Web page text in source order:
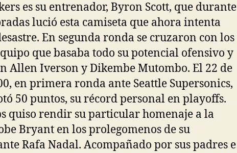
es su entrenador, Byron Scott, que durante
lució esta camiseta que ahora intenta
En segunda ronda se cruzaron con los
que basaba todo su potencial ofensivo y
Allen Iverson y Dikembe Mutombo. El 22 de
en primera ronda ante Seattle Supersonics,
50 puntos, su récord personal en playoffs.
quiso rendir su particular homenaje a la
Bryant en los prolegomenos de su
Rafa Nadal. Acompañado por sus padres e